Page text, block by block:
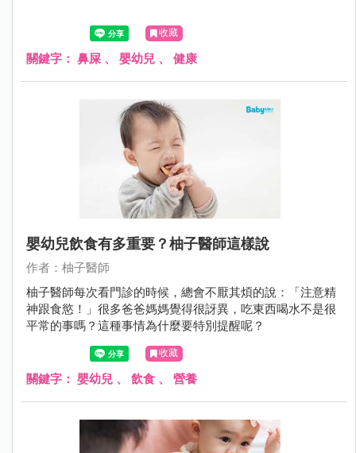
收藏
關鍵字： 鼻屎 、 嬰幼兒 、 健康
嬰幼兒飲食有多重要？柚子醫師這樣說
作者：柚子醫師
柚子醫師每次看門診的時候，總會不厭其煩的說：「注意精
神跟食慾！」很多爸爸媽媽覺得很訝異，吃東西喝水不是很
平常的事嗎？這種事情為什麼要特別提醒呢？
收藏
關鍵字： 嬰幼兒 、 飲食 、 營養